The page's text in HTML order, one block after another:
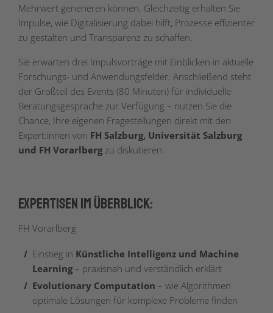
Mehrwert generieren können. Gleichzeitig erhalten Sie
Impulse, wie Digitalisierung dabei hilft, Prozesse effizienter
zu gestalten und Transparenz zu schaffen.
Sie erwarten drei Impulsvorträge mit Einblicken in aktuelle
Forschungs- und Anwendungsfelder. Anschließend steht
der Großteil des Events (80 Minuten) für individuelle
Beratungsgespräche zur Verfügung – nutzen Sie die
Chance, Ihre eigenen Fragestellungen direkt mit den
Expert:innen von FH Salzburg, Universität Salzburg
und FH Vorarlberg zu diskutieren.
Expertisen im Überblick:
FH Vorarlberg
Einstieg in Künstliche Intelligenz und Machine
Learning– praxisnah und verständlich erklärt
Evolutionary Computation – wie Algorithmen
optimale Lösungen für komplexe Probleme finden